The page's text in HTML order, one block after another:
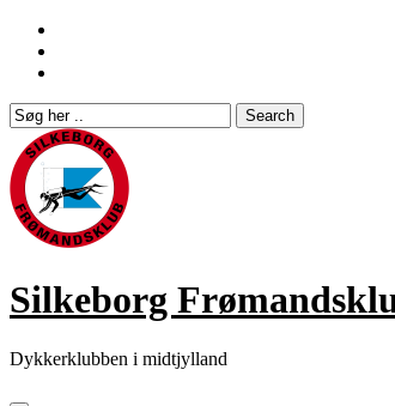
Skip
content
Silkeborg
Dykkerklubben i midtjylland